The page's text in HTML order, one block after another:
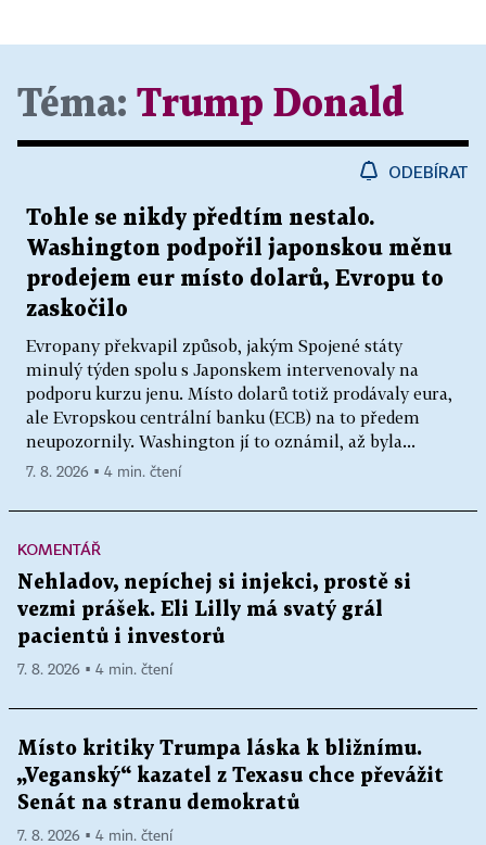
Téma: Trump Donald
ODEBÍRAT
Tohle se nikdy předtím nestalo.
Washington podpořil japonskou měnu
prodejem eur místo dolarů, Evropu to
zaskočilo
Evropany překvapil způsob, jakým Spojené státy
minulý týden spolu s Japonskem intervenovaly na
podporu kurzu jenu. Místo dolarů totiž prodávaly eura,
ale Evropskou centrální banku (ECB) na to předem
neupozornily. Washington jí to oznámil, až byla...
7. 8. 2026 ▪ 4 min. čtení
KOMENTÁŘ
Nehladov, nepíchej si injekci, prostě si
vezmi prášek. Eli Lilly má svatý grál
pacientů i investorů
7. 8. 2026 ▪ 4 min. čtení
Místo kritiky Trumpa láska k bližnímu.
„Veganský“ kazatel z Texasu chce převážit
Senát na stranu demokratů
7. 8. 2026 ▪ 4 min. čtení